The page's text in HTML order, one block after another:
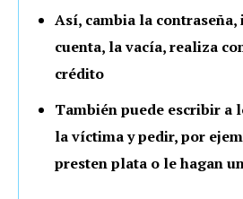
Así, cambia la contraseña,
cuenta, la vacía, realiza
crédito
También puede escribir a
la víctima y pedir, por
presten plata o le hagan